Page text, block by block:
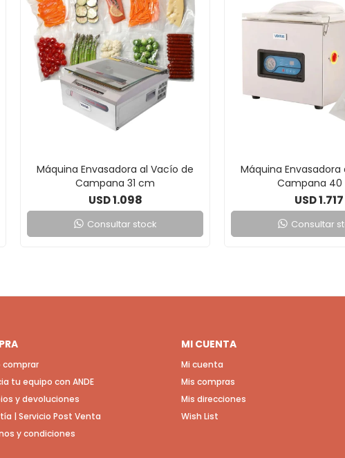
Máquina Envasadora al Vacío de
Campana 31 cm
USD1.098
Consultar stock
Máquina Envasadora
Campana
USD1.717
Consultar
comprar
tu equipo con ANDE
y devoluciones
| Servicio Post Venta
y condiciones
MI CUENTA
Mi cuenta
Mis compras
Mis direcciones
Wish List